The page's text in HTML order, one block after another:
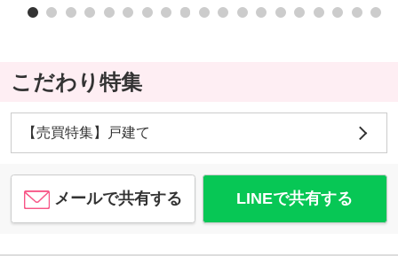
こだわり特集
【売買特集】戸建て
メールで共有する LINEで共有する